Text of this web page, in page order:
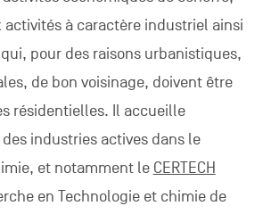
activités à caractère industriel ainsi
qui, pour des raisons urbanistiques,
de bon voisinage, doivent être
résidentielles. Il accueille
industries actives dans le
et notamment le CERTECH
en Technologie et chimie de